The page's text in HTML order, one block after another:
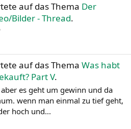
auf das Thema Der
Bilder - Thread.
auf das Thema Was habt
Part V.
es geht um gewinn und da
wenn man einmal zu tief geht,
hoch und...